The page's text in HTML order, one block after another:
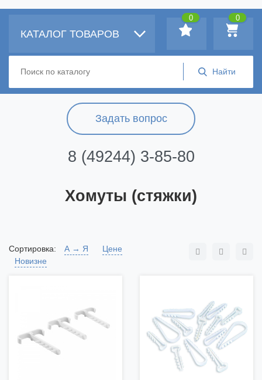
Задать вопрос
8 (49244) 3-85-80
КАТАЛОГ ТОВАРОВ
0
0
Хомуты (стяжки)
Сортировка: А → Я
Цене
Новизне